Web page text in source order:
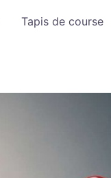
Tapis de course